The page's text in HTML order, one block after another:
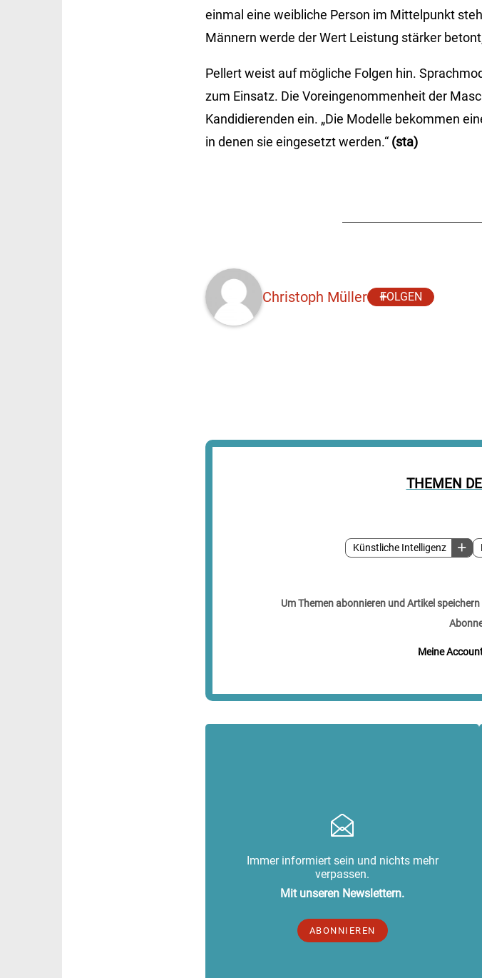
THEMEN
Künstliche Intelligenz
Um Themen abonnieren und Artikel
Meine
einmal eine weibliche Person im Mittelpunkt
Männern werde der Wert Leistung stärker
Pellert weist auf mögliche Folgen hin.
zum Einsatz. Die Voreingenommenheit der
Kandidierenden ein. „Die Modelle bekommen
in denen sie eingesetzt werden.“ (sta)
Christoph Müller FOLGEN
Immer informiert sein und nichts mehr
verpassen.
Mit unseren Newslettern.
ABONNIEREN